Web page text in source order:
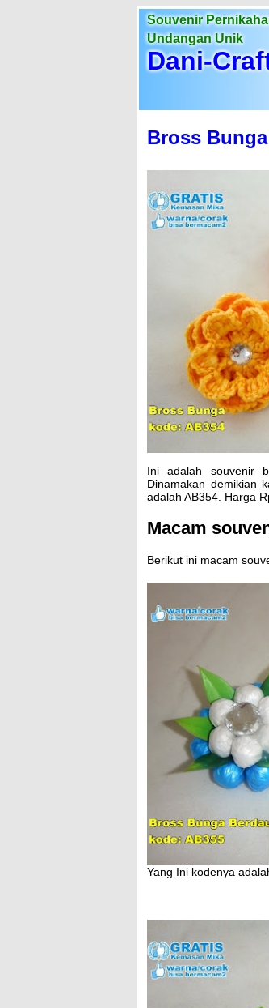
Souvenir
Undangan Unik
Dani-
Bross
Ini adalah souvenir
Dinamakan demikian
adalah AB354. Harga
Macam
Berikut ini macam
Yang Ini kodenya